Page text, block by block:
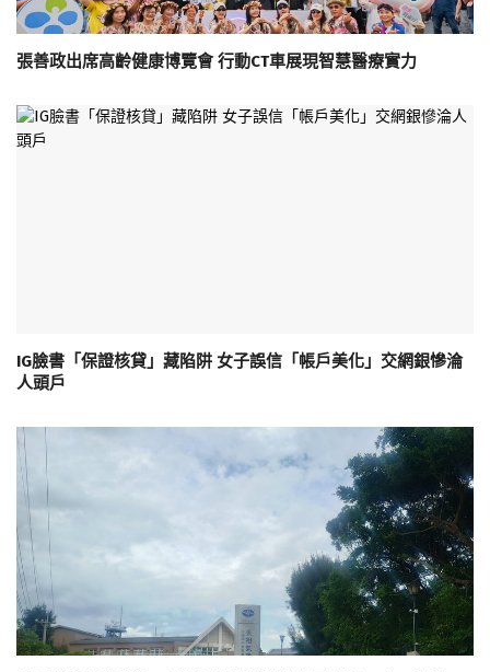
張善政出席高齡健康博覽會 行動CT車展現智慧醫療實力
IG臉書「保證核貸」藏陷阱 女子誤信「帳戶美化」交網銀慘淪
人頭戶